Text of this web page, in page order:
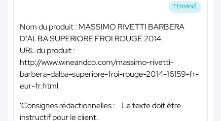
TERMINÉ
Nom du produit : MASSIMO RIVETTI BARBERA
D'ALBA SUPERIORE FROI ROUGE 2014
URL du produit :
http://www.wineandco.com/massimo-rivetti-
barbera-dalba-superiore-froi-rouge-2014-16159-fr-
eur-fr.html
'Consignes rédactionnelles : - Le texte doit être
instructif pour le client.